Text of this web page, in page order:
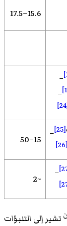
15.6–17.5
–
–
[25]
–
[26]
15–50
–
~2
ن تشير إلى التنبؤات